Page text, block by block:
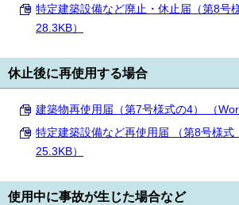
特定建築設備など廃止・休止届（第8号
28.3KB）
休止後に再使用する場合
建築物再使用届（第7号様式の4） （
特定建築設備など再使用届 （第8号様式
25.3KB）
使用中に事故が生じた場合など